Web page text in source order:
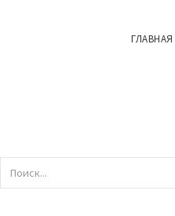
ГЛАВНАЯ